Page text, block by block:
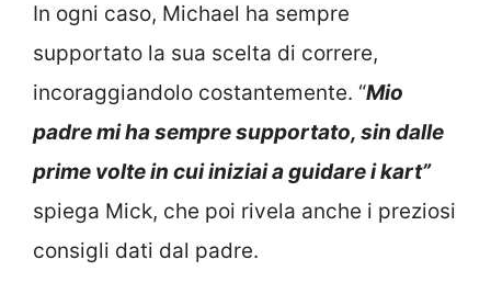
In ogni caso, Michael ha sempre
supportato la sua scelta di correre,
incoraggiandolo costantemente. “Mio
padre mi ha sempre supportato, sin dalle
prime volte in cui iniziai a guidare i kart”
spiega Mick, che poi rivela anche i preziosi
consigli dati dal padre.